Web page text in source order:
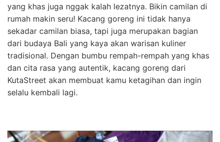
yang khas juga nggak kalah lezatnya. Bikin camilan di
rumah makin seru! Kacang goreng ini tidak hanya
sekadar camilan biasa, tapi juga merupakan bagian
dari budaya Bali yang kaya akan warisan kuliner
tradisional. Dengan bumbu rempah-rempah yang khas
dan cita rasa yang autentik, kacang goreng dari
KutaStreet akan membuat kamu ketagihan dan ingin
selalu kembali lagi.